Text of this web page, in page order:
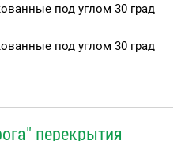
под углом 30 град
под углом 30 град
перекрытия